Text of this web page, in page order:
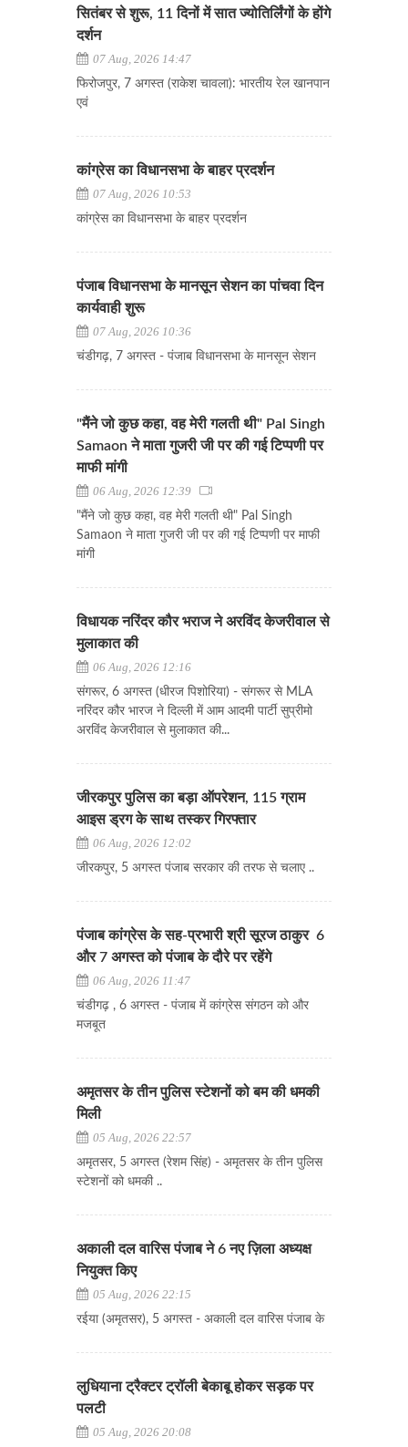
सितंबर से शुरू, 11 दिनों में सात ज्योतिर्लिंगों के होंगे
दर्शन
07 Aug, 2026 14:47
फिरोजपुर, 7 अगस्त (राकेश चावला): भारतीय रेल खानपान
एवं
कांग्रेस का विधानसभा के बाहर प्रदर्शन
07 Aug, 2026 10:53
कांग्रेस का विधानसभा के बाहर प्रदर्शन
पंजाब विधानसभा के मानसून सेशन का पांचवा दिन
कार्यवाही शुरू
07 Aug, 2026 10:36
चंडीगढ़, 7 अगस्त - पंजाब विधानसभा के मानसून सेशन
"मैंने जो कुछ कहा, वह मेरी गलती थी" Pal Singh
Samaon ने माता गुजरी जी पर की गई टिप्पणी पर
माफी मांगी
06 Aug, 2026 12:39
"मैंने जो कुछ कहा, वह मेरी गलती थी" Pal Singh
Samaon ने माता गुजरी जी पर की गई टिप्पणी पर माफी
मांगी
विधायक नरिंदर कौर भराज ने अरविंद केजरीवाल से
मुलाकात की
06 Aug, 2026 12:16
संगरूर, 6 अगस्त (धीरज पिशोरिया) - संगरूर से MLA
नरिंदर कौर भारज ने दिल्ली में आम आदमी पार्टी सुप्रीमो
अरविंद केजरीवाल से मुलाकात की...
जीरकपुर पुलिस का बड़ा ऑपरेशन, 115 ग्राम
आइस ड्रग के साथ तस्कर गिरफ्तार
06 Aug, 2026 12:02
जीरकपुर, 5 अगस्त पंजाब सरकार की तरफ से चलाए ..
पंजाब कांग्रेस के सह-प्रभारी श्री सूरज ठाकुर 6
और 7 अगस्त को पंजाब के दौरे पर रहेंगे
06 Aug, 2026 11:47
चंडीगढ़ , 6 अगस्त - पंजाब में कांग्रेस संगठन को और
मजबूत
अमृतसर के तीन पुलिस स्टेशनों को बम की धमकी
मिली
05 Aug, 2026 22:57
अमृतसर, 5 अगस्त (रेशम सिंह) - अमृतसर के तीन पुलिस
स्टेशनों को धमकी ..
अकाली दल वारिस पंजाब ने 6 नए ज़िला अध्यक्ष
नियुक्त किए
05 Aug, 2026 22:15
रईया (अमृतसर), 5 अगस्त - अकाली दल वारिस पंजाब के
लुधियाना ट्रैक्टर ट्रॉली बेकाबू होकर सड़क पर
पलटी
05 Aug, 2026 20:08